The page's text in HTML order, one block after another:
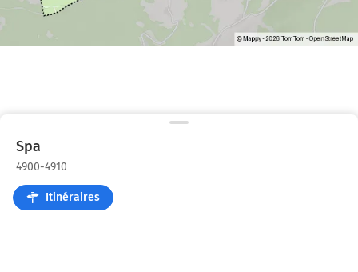
Spa
4900-4910
Itinéraires